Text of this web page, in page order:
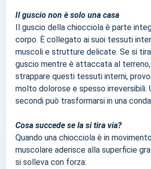
Il guscio non è solo una casa
Il guscio della chiocciola è parte
corpo. È collegato ai suoi tessuti
muscoli e strutture delicate. Se si
guscio mentre è attaccata al terreno,
strappare questi tessuti interni,
molto dolorose e spesso irreversibili.
secondi può trasformarsi in una
Cosa succede se la si tira via?
Quando una chiocciola è in
muscolare aderisce alla superficie
si solleva con forza: